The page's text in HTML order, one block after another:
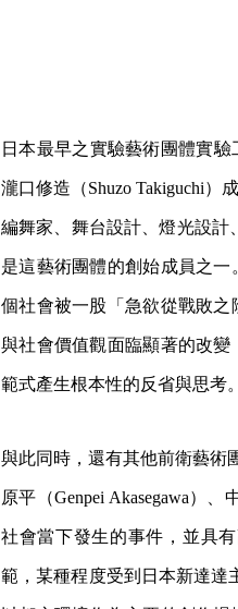
日本最早之實驗藝術團體實驗
瀧口修造（Shuzo Takiguchi）
編舞家、舞台設計、燈光設計
是這藝術團體的創始成員之
個社會被一股「急欲從戰敗
與社會價值觀面臨顯著的改
範式產生根本性的反省與思考。
與此同時，還有其他前衛藝術
原平（Genpei Akasegawa）
社會當下發生的事件，並具
範，某種程度受到日本新達達